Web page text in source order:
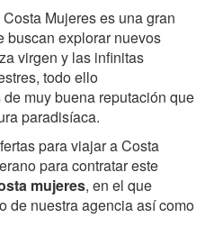
Mujeres es una gran
buscan explorar nuevos
virgen y las infinitas
todo ello
muy buena reputación que
paradisíaca.
para viajar a Costa
para contratar este
mujeres, en el que
de nuestra agencia así como